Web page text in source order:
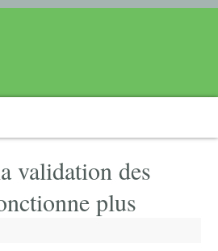
validation des
plus